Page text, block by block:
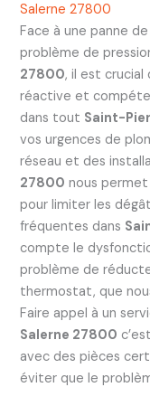
Salerne 27800
Face à une panne
problème de
27800, il est crucial
réactive et
dans tout Saint-
vos urgences de
réseau et des
27800 nous
pour limiter les
fréquentes dans
compte le
problème de
thermostat, que
Faire appel à un
Salerne 27800
avec des pièces
éviter que le